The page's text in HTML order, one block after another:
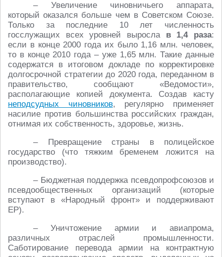
– Увеличение чиновничьего аппарата,
который оказался больше чем в Советском Союзе.
Только за последние 10 лет численность
госслужащих всех уровней выросла в 1,4 раза:
если в конце 2000 года их было 1,16 млн. человек,
то в конце 2010 года – уже 1,65 млн. Такие данные
содержатся в итоговом докладе по корректировке
долгосрочной стратегии до 2020 года, переданном в
правительство, сообщают «Ведомости»,
располагающие копией документа. Создав касту
неподсудных чиновников, регулярно применяет
насилие против большинства российских граждан,
отнимая их собственность, здоровье, жизнь.
– Превращение страны в полицейское
государство (что тяжким бременем ложится на
производство).
– Бюджетная поддержка псевдопрофсоюзов и
псевдообщественных организаций (которые
вступают в «Народный фронт» и поддерживают
ЕР).
– Уничтожение армии и авиапрома,
различных отраслей промышленности.
Саботирование перевода армии на контрактную